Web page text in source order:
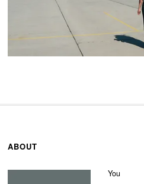
ABOUT
You